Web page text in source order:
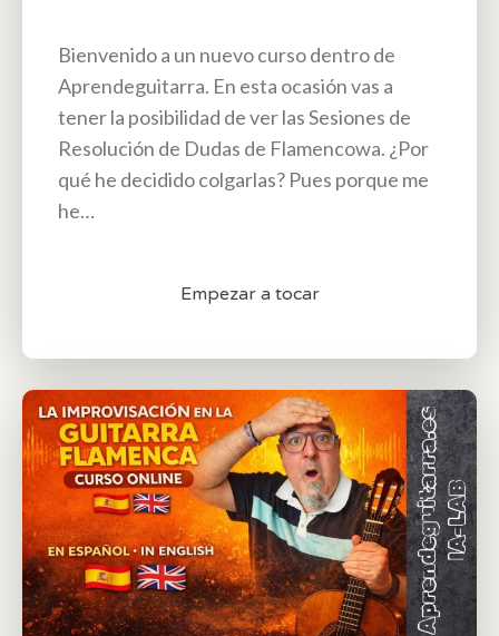
Bienvenido a un nuevo curso dentro de
Aprendeguitarra. En esta ocasión vas a
tener la posibilidad de ver las Sesiones de
Resolución de Dudas de Flamencowa. ¿Por
qué he decidido colgarlas? Pues porque me
he…
Empezar a tocar